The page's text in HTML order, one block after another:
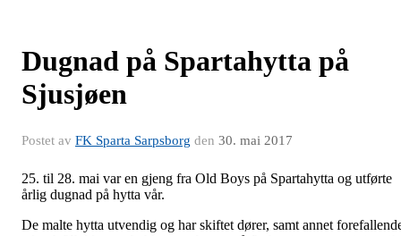
Dugnad på Spartahytta på
Sjusjøen
Postet av FK Sparta Sarpsborg den 30. mai 2017
25. til 28. mai var en gjeng fra Old Boys på Spartahytta og utførte
årlig dugnad på hytta vår.
De malte hytta utvendig og har skiftet dører, samt annet